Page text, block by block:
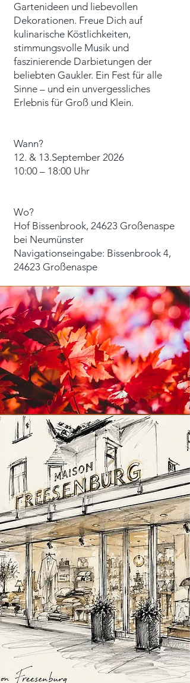
Gartenideen und liebevollen
Dekorationen. Freue Dich auf
kulinarische Köstlichkeiten,
stimmungsvolle Musik und
faszinierende Darbietungen der
beliebten Gaukler. Ein Fest für alle
Sinne – und ein unvergessliches
Erlebnis für Groß und Klein.
Wann?
12. & 1 3.September 2026
10:00 – 18:00 Uhr
Wo?
​Hof Bissenbrook, 24623 Großenaspe
bei Neumünster
Navigationseingabe: Bissenbrook 4,
24623 Großenaspe